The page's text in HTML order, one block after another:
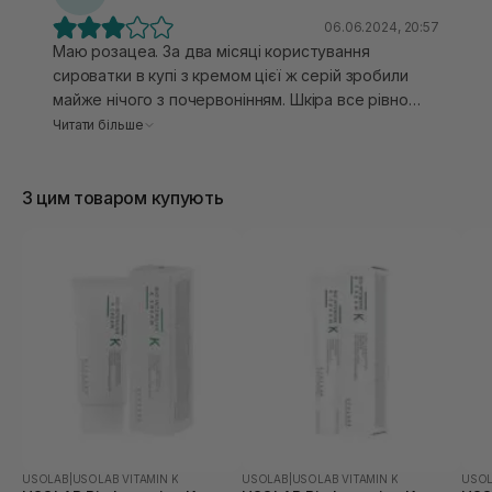
не зневодненим.
06.06.2024, 20:57
Маю розацеа. За два місяці користування
сироватки в купі з кремом цієї ж серій зробили
майже нічого з почервонінням. Шкіра все рівно
червона, а й часом реактивна. Зволоження
куперозі, для розацеа заслабкий.
Читати більше
З цим товаром купують
USOLAB USOLAB VITAMIN K USOLAB USOLAB VITAMIN K